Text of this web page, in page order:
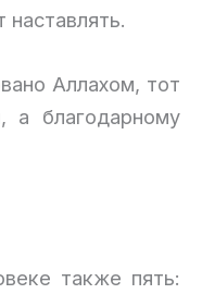
Аллахом, тот
а благодарному
также пять: